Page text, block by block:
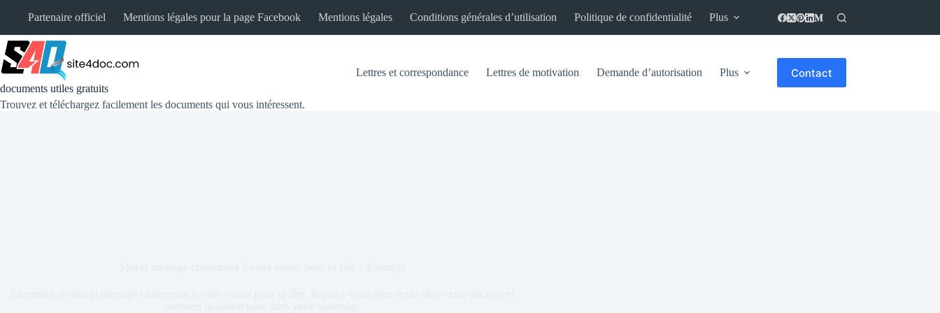
Partenaire officiel Mentions légales pour la page Facebook Mentions légales Conditions générales d’utilisation Politique de confidentialité Plus
documents utiles gratuits
Trouvez et téléchargez facilement les documents qui vous intéressent.
Lettres et correspondance Lettres de motivation Demande d’autorisation Plus Contact